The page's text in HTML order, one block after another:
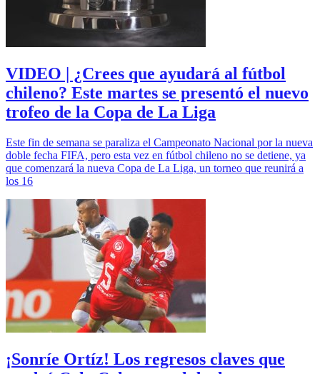
VIDEO | ¿Crees que ayudará al fútbol
chileno? Este martes se presentó el nuevo
trofeo de la Copa de La Liga
Este fin de semana se paraliza el Campeonato Nacional por la nueva
doble fecha FIFA, pero esta vez en fútbol chileno no se detiene, ya
que comenzará la nueva Copa de La Liga, un torneo que reunirá a
los 16
¡Sonríe Ortíz! Los regresos claves que